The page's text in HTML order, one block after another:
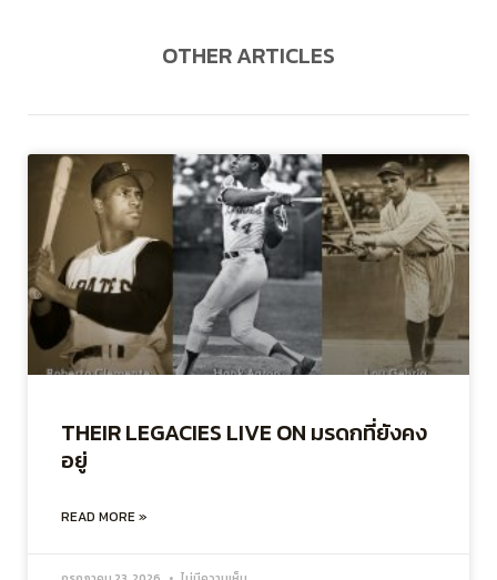
OTHER ARTICLES
THEIR LEGACIES LIVE ON มรดกที่ยังคง
อยู่
READ MORE »